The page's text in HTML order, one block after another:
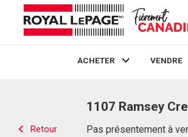
ACHETER VENDRE
Retour
1107 Ramsey
Pas présentement à